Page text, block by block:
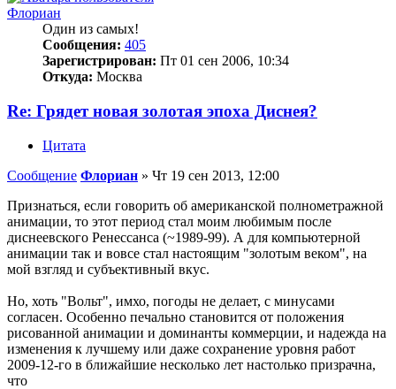
Флориан
Один из самых!
Сообщения: 405
Зарегистрирован: Пт 01 сен 2006, 10:34
Откуда: Москва
Re: Грядет новая золотая эпоха Диснея?
Цитата
Сообщение Флориан » Чт 19 сен 2013, 12:00
Признаться, если говорить об американской полнометражной
анимации, то этот период стал моим любимым после
диснеевского Ренессанса (~1989-99). А для компьютерной
анимации так и вовсе стал настоящим "золотым веком", на
мой взгляд и субъективный вкус.
Но, хоть "Вольт", имхо, погоды не делает, с минусами
согласен. Особенно печально становится от положения
рисованной анимации и доминанты коммерции, и надежда на
изменения к лучшему или даже сохранение уровня работ
2009-12-го в ближайшие несколько лет настолько призрачна,
что